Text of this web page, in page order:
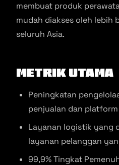
membuat produk
mudah diakses oleh lebih
seluruh Asia.
Metrik Utama
Peningkatan
penjualan dan
Layanan logistik yang
layanan pelanggan
99,9% Tingkat